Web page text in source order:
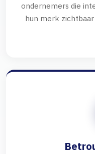
ondernemers die
hun merk